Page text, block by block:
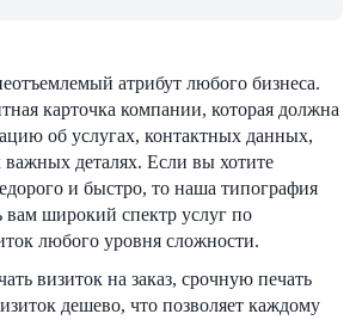
атрибут любого бизнеса.
карточка компании, которая должна
об услугах, контактных данных,
деталях. Если вы хотите
и быстро, то наша типография
вам широкий спектр услуг по
любого уровня сложности.
визиток на заказ, срочную печать
дешево, что позволяет каждому